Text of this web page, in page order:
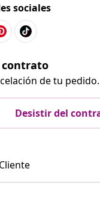
sociales
contrato
de tu pedido.
Desistir del